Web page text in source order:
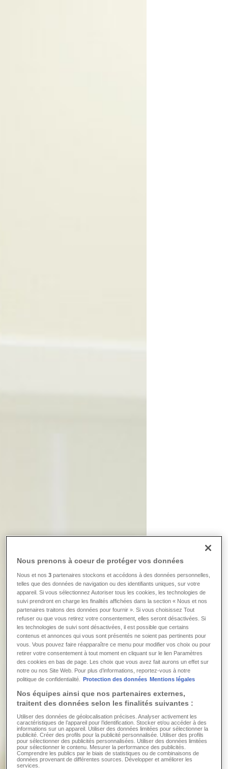
Nous prenons à coeur de protéger vos données
Nous et nos3 partenaires stockons et accédons à des données personnelles,
telles que des données de navigation ou des identifiants uniques, sur votre
appareil. Si vous sélectionnez Autoriser tous les cookies, les technologies de
suivi prendront en charge les finalités affichées dans la section « Nous et nos
partenaires traitons des données pour fournir ». Si vous choisissez Tout
refuser ou que vous retirez votre consentement, elles seront désactivées. Si
les technologies de suivi sont désactivées, il est possible que certains
contenus et annonces qui vous sont présentés ne soient pas pertinents pour
vous. Vous pouvez faire réapparaître ce menu pour modifier vos choix ou pour
retirer votre consentement à tout moment en cliquant sur le lien Paramètres
des cookies en bas de page. Les choix que vous avez fait aurons un effet sur
notre ou nos Site Web. Pour plus d’informations, reportez-vous à notre
politique de confidentialité.
Protection des données Mentions légales
Nos équipes ainsi que nos partenaires externes,
traitent des données selon les finalités suivantes :
Utiliser des données de géolocalisation précises. Analyser activement les
caractéristiques de l’appareil pour l’identification. Stocker et/ou accéder à des
informations sur un appareil. Utiliser des données limitées pour sélectionner la
publicité. Créer des profils pour la publicité personnalisée. Utiliser des profils
pour sélectionner des publicités personnalisées. Utiliser des données limitées
pour sélectionner le contenu. Mesurer la performance des publicités.
Comprendre les publics par le biais de statistiques ou de combinaisons de
données provenant de différentes sources. Développer et améliorer les
services.